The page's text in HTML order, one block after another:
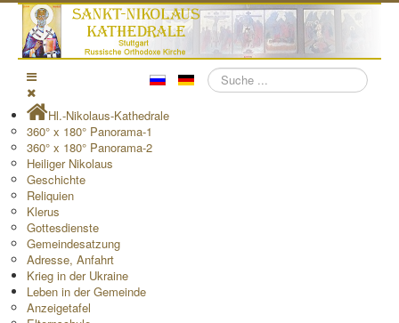
Suchen
Hl.-Nikolaus-Kathedrale
360° x 180° Panorama-1
360° x 180° Panorama-2
Heiliger Nikolaus
Geschichte
Reliquien
Klerus
Gottesdienste
Gemeindesatzung
Adresse, Anfahrt
Krieg in der Ukraine
Leben in der Gemeinde
Anzeigetafel